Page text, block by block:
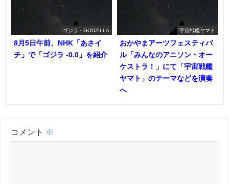
ゴジラ・GODZILLA
8月5日午前、NHK「あさイ
チ」で「ゴジラ -0.0」を紹介
宇宙戦艦ヤマト
おかやまアーツフェスティバ
ル「みんなのアニソン・オー
ケストラ！」にて「宇宙戦艦
ヤマト」のテーマなどを演奏
へ
コメント ※